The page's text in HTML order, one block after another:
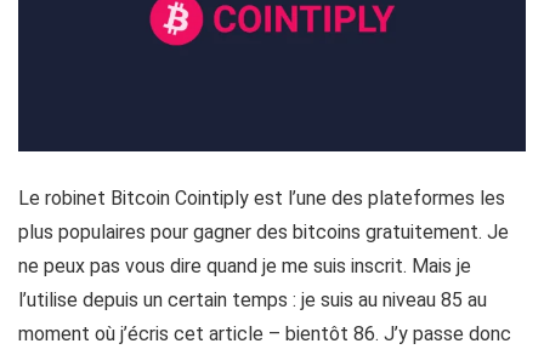
Le robinet Bitcoin Cointiply est l’une des plateformes les
plus populaires pour gagner des bitcoins gratuitement. Je
ne peux pas vous dire quand je me suis inscrit. Mais je
l’utilise depuis un certain temps : je suis au niveau 85 au
moment où j’écris cet article – bientôt 86. J’y passe donc